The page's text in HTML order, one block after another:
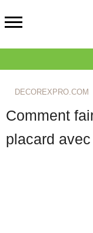
DECOREXPRO.COM
Comment
placard